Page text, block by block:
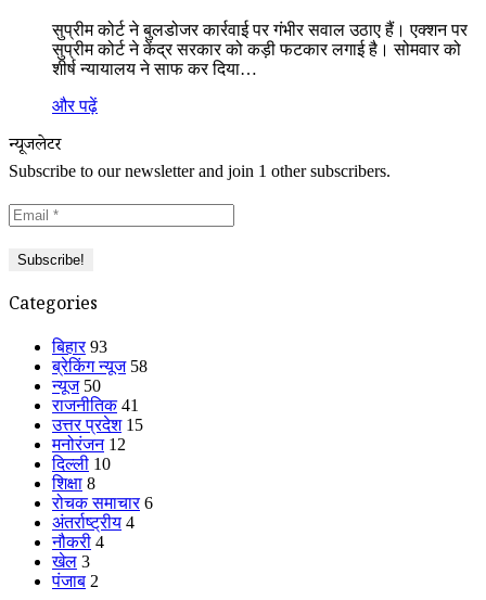
सुप्रीम कोर्ट ने बुलडोजर कार्रवाई पर गंभीर सवाल उठाए हैं। एक्शन पर
सुप्रीम कोर्ट ने केंद्र सरकार को कड़ी फटकार लगाई है। सोमवार को
शीर्ष न्यायालय ने साफ कर दिया…
और पढ़ें
न्यूजलेटर
Subscribe to our newsletter and join 1 other subscribers.
Categories
बिहार 93
ब्रेकिंग न्यूज 58
न्यूज 50
राजनीतिक 41
उत्तर प्रदेश 15
मनोरंजन 12
दिल्ली 10
शिक्षा 8
रोचक समाचार 6
अंतर्राष्ट्रीय 4
नौकरी 4
खेल 3
पंजाब 2